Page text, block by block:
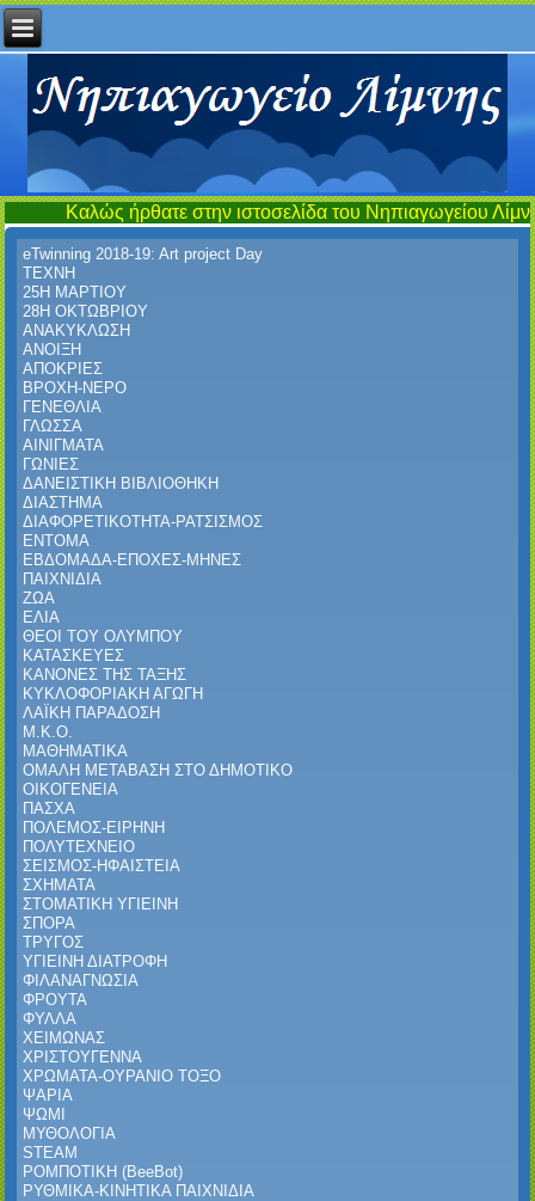
ήρθατε στην ιστοσελίδα του Νηπιαγωγείου Λίμνης...έναν
eTwinning 2018-19: Art project Day
ΤΕΧΝΗ
25Η ΜΑΡΤΙΟΥ
28Η ΟΚΤΩΒΡΙΟΥ
ΑΝΑΚΥΚΛΩΣΗ
ΑΝΟΙΞΗ
ΑΠΟΚΡΙΕΣ
ΒΡΟΧΗ-ΝΕΡΟ
ΓΕΝΕΘΛΙΑ
ΓΛΩΣΣΑ
ΑΙΝΙΓΜΑΤΑ
ΓΩΝΙΕΣ
ΔΑΝΕΙΣΤΙΚΗ ΒΙΒΛΙΟΘΗΚΗ
ΔΙΑΣΤΗΜΑ
ΔΙΑΦΟΡΕΤΙΚΟΤΗΤΑ-ΡΑΤΣΙΣΜΟΣ
ΕΝΤΟΜΑ
ΕΒΔΟΜΑΔΑ-ΕΠΟΧΕΣ-ΜΗΝΕΣ
ΠΑΙΧΝΙΔΙΑ
ΖΩΑ
ΕΛΙΑ
ΘΕΟΙ ΤΟΥ ΟΛΥΜΠΟΥ
ΚΑΤΑΣΚΕΥΕΣ
ΚΑΝΟΝΕΣ ΤΗΣ ΤΑΞΗΣ
ΚΥΚΛΟΦΟΡΙΑΚΗ ΑΓΩΓΗ
ΛΑΪΚΗ ΠΑΡΑΔΟΣΗ
Μ.Κ.Ο.
ΜΑΘΗΜΑΤΙΚΑ
ΟΜΑΛΗ ΜΕΤΑΒΑΣΗ ΣΤΟ ΔΗΜΟΤΙΚΟ
ΟΙΚΟΓΕΝΕΙΑ
ΠΑΣΧΑ
ΠΟΛΕΜΟΣ-ΕΙΡΗΝΗ
ΠΟΛΥΤΕΧΝΕΙΟ
ΣΕΙΣΜΟΣ-ΗΦΑΙΣΤΕΙΑ
ΣΧΗΜΑΤΑ
ΣΤΟΜΑΤΙΚΗ ΥΓΙΕΙΝΗ
ΣΠΟΡΑ
ΤΡΥΓΟΣ
ΥΓΙΕΙΝΗ ΔΙΑΤΡΟΦΗ
ΦΙΛΑΝΑΓΝΩΣΙΑ
ΦΡΟΥΤΑ
ΦΥΛΛΑ
ΧΕΙΜΩΝΑΣ
ΧΡΙΣΤΟΥΓΕΝΝΑ
ΧΡΩΜΑΤΑ-ΟΥΡΑΝΙΟ ΤΟΞΟ
ΨΑΡΙΑ
ΨΩΜΙ
ΜΥΘΟΛΟΓΙΑ
STEAM
ΡΟΜΠΟΤΙΚΗ (BeeBot)
ΡΥΘΜΙΚΑ-ΚΙΝΗΤΙΚΑ ΠΑΙΧΝΙΔΙΑ